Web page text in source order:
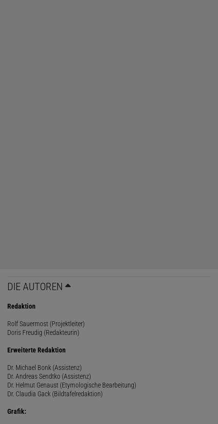
DIE AUTOREN
Redaktion
Rolf Sauermost (Projektleiter)
Doris Freudig (Redakteurin)
Erweiterte Redaktion
Dr. Michael Bonk (Assistenz)
Dr. Andreas Sendtko (Assistenz)
Dr. Helmut Genaust (Etymologische Bearbeitung)
Dr. Claudia Gack (Bildtafelredaktion)
Grafik: